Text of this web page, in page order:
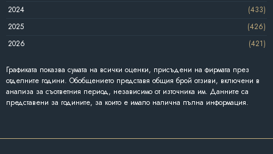
2024
(433)
2025
(426)
2026
(421)
Графиката показва сумата на всички оценки, присъдени на фирмата през
отделните години. Обобщението представя общия брой отзиви, включени в
анализа за съответния период, независимо от източника им. Данните са
представени за годините, за които е имало налична пълна информация.